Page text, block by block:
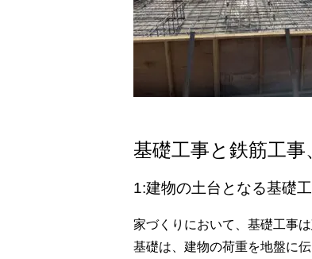
基礎工事と鉄筋工
1:建物の土台となる基礎
家づくりにおいて、基礎工事
基礎は、建物の荷重を地盤に